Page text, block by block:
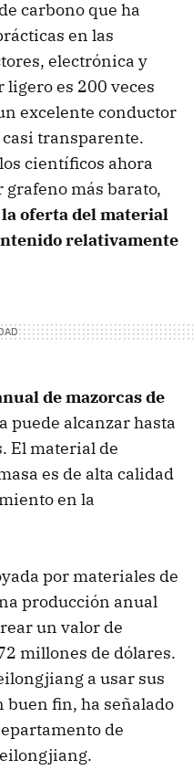
carbono que ha
en las
electrónica y
es 200 veces
excelente conductor
transparente.
científicos ahora
más barato,
la oferta del material
relativamente
de mazorcas de
puede alcanzar hasta
El material de
es de alta calidad
en la
por materiales de
producción anual
un valor de
millones de dólares.
a usar sus
buen fin, ha señalado
de